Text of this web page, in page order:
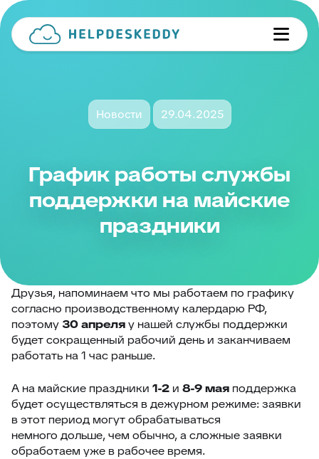
Новости 29.04.2025
График работы службы
поддержки на майские
праздники
Друзья, напоминаем что мы работаем по графику
согласно производственному калердарю РФ,
поэтому30 апреляу нашей службы поддержки
будет сокращенный рабочий день и заканчиваем
работать на 1 час раньше.
А на майские праздники 1-2 и 8-9 мая поддержка
будет осуществляться в дежурном режиме: заявки
в этот период могут обрабатываться
немного дольше, чем обычно, а сложные заявки
обработаем уже в рабочее время.